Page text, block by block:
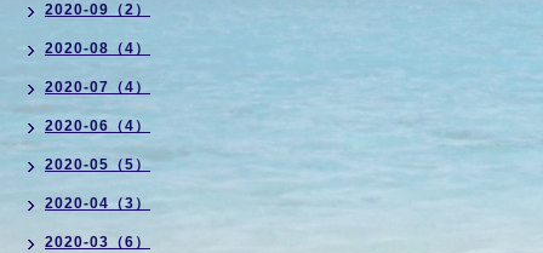
2020-09（2）
2020-08（4）
2020-07（4）
2020-06（4）
2020-05（5）
2020-04（3）
2020-03（6）